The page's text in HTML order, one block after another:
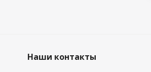
Наши контакты